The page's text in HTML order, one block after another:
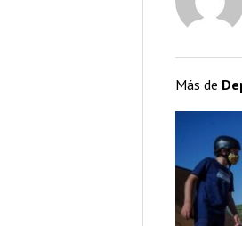
Más de